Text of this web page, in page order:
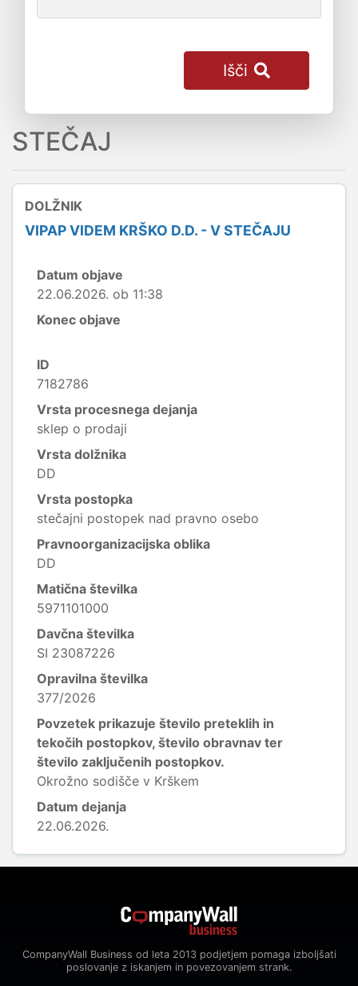
Išči
STEČAJ
DOLŽNIK
VIPAP VIDEM KRŠKO D.D. - V STEČAJU
Datum objave
22.06.2026. ob 11:38
Konec objave
ID
7182786
Vrsta procesnega dejanja
sklep o prodaji
Vrsta dolžnika
DD
Vrsta postopka
stečajni postopek nad pravno osebo
Pravnoorganizacijska oblika
DD
Matična številka
5971101000
Davčna številka
SI 23087226
Opravilna številka
377/2026
Povzetek prikazuje število preteklih in
tekočih postopkov, število obravnav ter
število zaključenih postopkov.
Okrožno sodišče v Krškem
Datum dejanja
22.06.2026.
CompanyWall Business od leta 2013 podjetjem pomaga izboljšati
poslovanje z iskanjem in povezovanjem strank.